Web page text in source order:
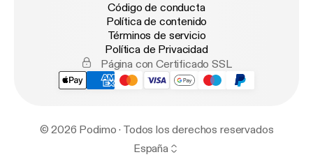
Código de conducta
Política de contenido
Términos de servicio
Política de Privacidad
Página con Certificado SSL
© 2026 Podimo · Todos los derechos reservados
España